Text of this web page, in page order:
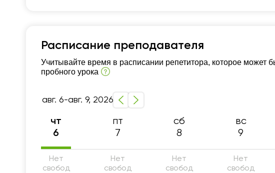
Деловой и бизнес язык
Расписание преподавателя
Учитывайте время в расписании репетитора, которое может
пробного урока
авг. 6-авг. 9, 2026
чт
6
пт
7
сб
8
вс
9
Нет
свобод
Нет
свобод
Нет
свобод
Нет
свобод